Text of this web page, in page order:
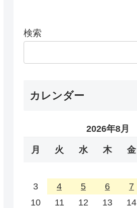
検索
カレンダー
2026年8月
月 火 水 木 金
3
4 5 6 7
10
11 12 13 14